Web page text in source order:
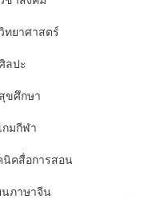
ทยาศาสตร์
ลปะ
ขศึกษา
กมกีฬา
นิคสื่อการสอน
นภาษาจีน